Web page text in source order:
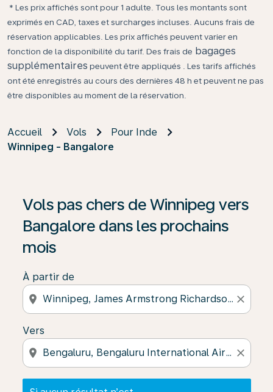
* Les prix affichés sont pour 1 adulte. Tous les montants sont
exprimés en CAD, taxes et surcharges incluses. Aucuns frais de
réservation applicables. Les prix affichés peuvent varier en
fonction de la disponibilité du tarif. Des frais de bagages
supplémentaires peuvent être appliqués . Les tarifs affichés
ont été enregistrés au cours des dernières 48 h et peuvent ne pas
être disponibles au moment de la réservation.
Accueil Vols
Pour Inde
Winnipeg - Bangalore
Vols pas chers de Winnipeg vers
Bangalore dans les prochains
mois
À partir de
location_on close
Vers
location_on close
Si aucun résultat n’est disponible, cliquez sur «